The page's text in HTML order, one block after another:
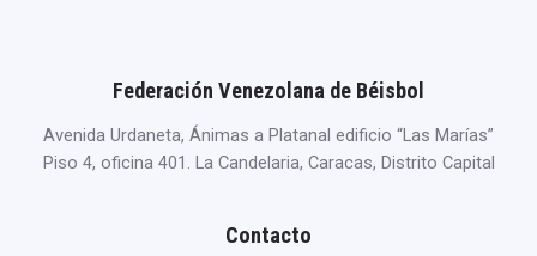
Federación Venezolana de Béisbol
Avenida Urdaneta, Ánimas a Platanal edificio “Las Marías”
Piso 4, oficina 401. La Candelaria, Caracas, Distrito Capital
Contacto